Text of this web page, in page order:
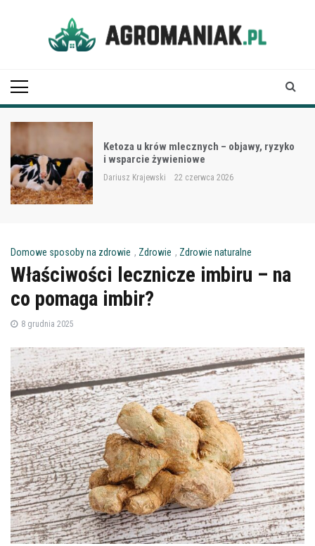
Ketoza u krów mlecznych – objawy, ryzyko
i wsparcie żywieniowe
Dariusz Krajewski 22 czerwca 2026
Domowe sposoby na zdrowie , Zdrowie , Zdrowie naturalne
Właściwości lecznicze imbiru – na
co pomaga imbir?
8 grudnia 2025